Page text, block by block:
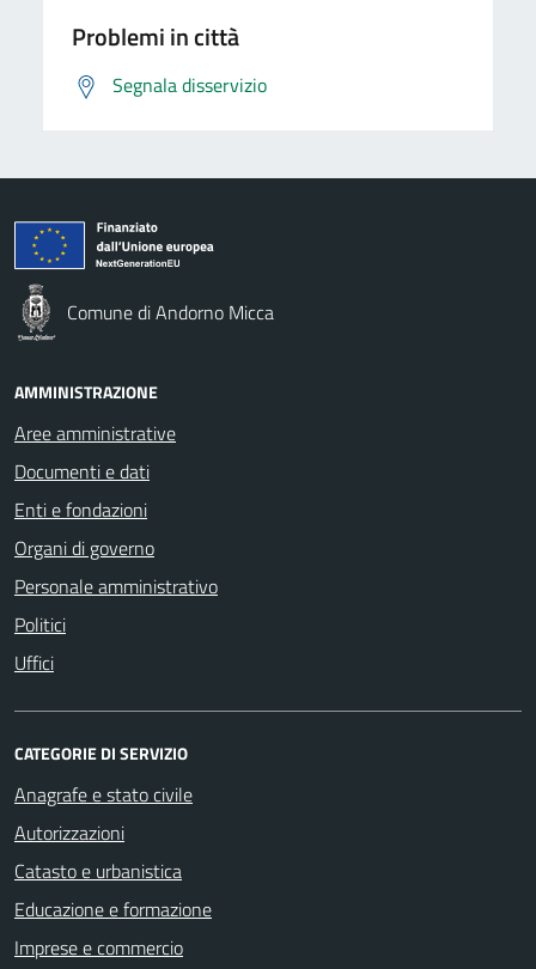
Problemi in città
Segnala disservizio
Comune di Andorno Micca
AMMINISTRAZIONE
Aree amministrative
Documenti e dati
Enti e fondazioni
Organi di governo
Personale amministrativo
Politici
Uffici
CATEGORIE DI SERVIZIO
Anagrafe e stato civile
Autorizzazioni
Catasto e urbanistica
Educazione e formazione
Imprese e commercio